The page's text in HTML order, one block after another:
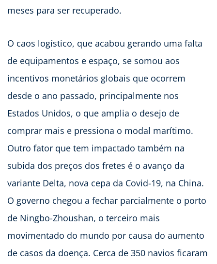
meses para ser recuperado.
O caos logístico, que acabou gerando uma falta
de equipamentos e espaço, se somou aos
incentivos monetários globais que ocorrem
desde o ano passado, principalmente nos
Estados Unidos, o que amplia o desejo de
comprar mais e pressiona o modal marítimo.
Outro fator que tem impactado também na
subida dos preços dos fretes é o avanço da
variante Delta, nova cepa da Covid-19, na China.
O governo chegou a fechar parcialmente o porto
de Ningbo-Zhoushan, o terceiro mais
movimentado do mundo por causa do aumento
de casos da doença. Cerca de 350 navios ficaram